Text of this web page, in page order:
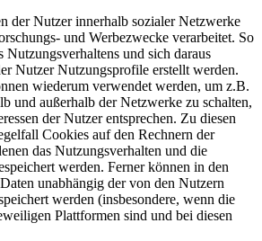
der Nutzer innerhalb sozialer Netzwerke
und Werbezwecke verarbeitet. So
Nutzungsverhaltens und sich daraus
Nutzer Nutzungsprofile erstellt werden.
wiederum verwendet werden, um z.B.
und außerhalb der Netzwerke zu schalten,
der Nutzer entsprechen. Zu diesen
Cookies auf den Rechnern der
das Nutzungsverhalten und die
werden. Ferner können in den
unabhängig der von den Nutzern
werden (insbesondere, wenn die
Plattformen sind und bei diesen